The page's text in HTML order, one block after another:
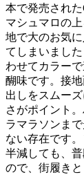
本で発売され
マシュマロの
地で大のお気
てしまいまし
わせてカラー
醐味です。接
出しをスムー
さがポイント
ラマラソンま
ない存在です
半減しても、
ので、街履き